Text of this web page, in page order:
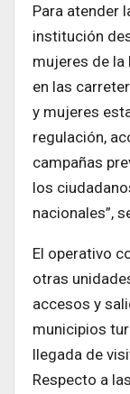
Para atender
institución
mujeres de la
en las
y mujeres
regulación,
campañas
los
nacionales”,
El operativo
otras
accesos y
municipios
llegada de
Respecto a